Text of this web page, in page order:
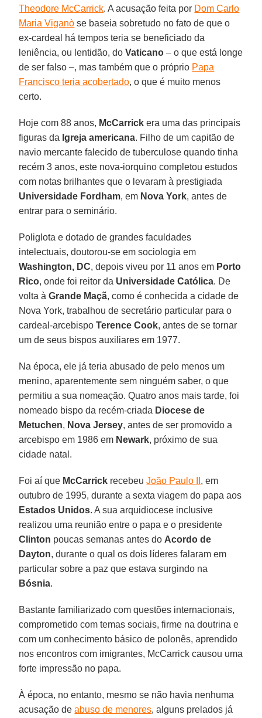
Theodore McCarrick. A acusação feita por Dom Carlo
Maria Viganò se baseia sobretudo no fato de que o
ex-cardeal há tempos teria se beneficiado da
leniência, ou lentidão, doVaticano – o que está longe
de ser falso –, mas também que o próprio Papa
Francisco teria acobertado, o que é muito menos
certo.
Hoje com 88 anos, McCarrick era uma das principais
figuras da Igreja americana. Filho de um capitão de
navio mercante falecido de tuberculose quando tinha
recém 3 anos, este nova-iorquino completou estudos
com notas brilhantes que o levaram à prestigiada
Universidade Fordham, em Nova York, antes de
entrar para o seminário.
Poliglota e dotado de grandes faculdades
intelectuais, doutorou-se em sociologia em
Washington, DC, depois viveu por 11 anos em Porto
Rico, onde foi reitor da Universidade Católica. De
volta àGrande Maçã, como é conhecida a cidade de
Nova York, trabalhou de secretário particular para o
cardeal-arcebispoTerence Cook, antes de se tornar
um de seus bispos auxiliares em 1977.
Na época, ele já teria abusado de pelo menos um
menino, aparentemente sem ninguém saber, o que
permitiu a sua nomeação. Quatro anos mais tarde, foi
nomeado bispo da recém-criada Diocese de
Metuchen, Nova Jersey, antes de ser promovido a
arcebispo em 1986 em Newark, próximo de sua
cidade natal.
Foi aí que McCarrick recebeuJoão Paulo II , em
outubro de 1995, durante a sexta viagem do papa aos
Estados Unidos. A sua arquidiocese inclusive
realizou uma reunião entre o papa e o presidente
Clinton poucas semanas antes do Acordo de
Dayton, durante o qual os dois líderes falaram em
particular sobre a paz que estava surgindo na
Bósnia.
Bastante familiarizado com questões internacionais,
comprometido com temas sociais, firme na doutrina e
com um conhecimento básico de polonês, aprendido
nos encontros com imigrantes, McCarrick causou uma
forte impressão no papa.
À época, no entanto, mesmo se não havia nenhuma
acusação deabuso de menores, alguns prelados já